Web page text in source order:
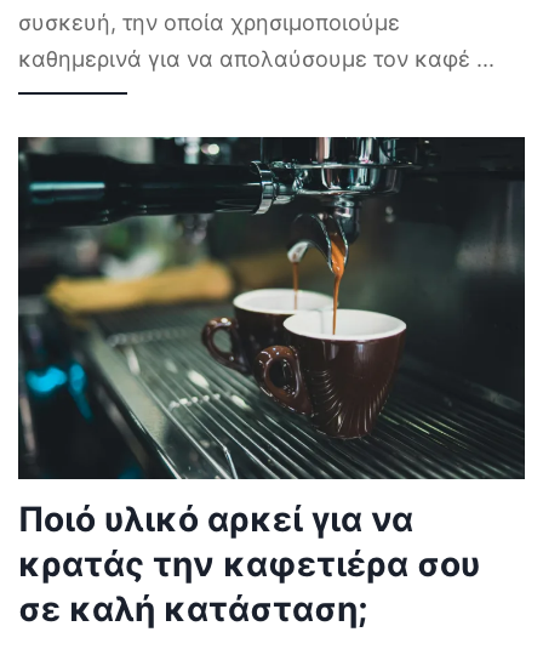
συσκευή, την οποία χρησιμοποιούμε
καθημερινά για να απολαύσουμε τον καφέ ...
Ποιό υλικό αρκεί για να
κρατάς την καφετιέρα σου
σε καλή κατάσταση;